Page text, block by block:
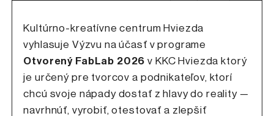
Kultúrno-kreatívne centrum Hviezda
vyhlasuje Výzvu na účasť v programe
Otvorený FabLab 2026v KKC Hviezda ktorý
je určený pre tvorcov a podnikateľov, ktorí
chcú svoje nápady dostať z hlavy do reality —
navrhnúť, vyrobiť, otestovať a zlepšiť